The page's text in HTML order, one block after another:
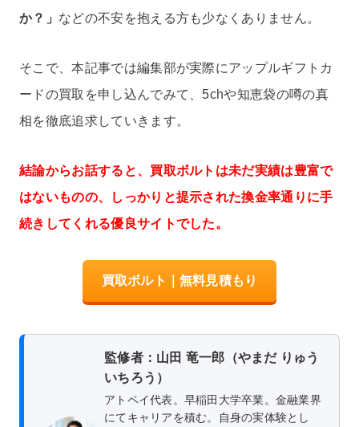
か？」 などの不安を抱える方も少なくありません。
そこで、本記事では編集部が実際にアップルギフトカ
ードの買取を申し込んでみて、5chや知恵袋の噂の真
相を徹底追求していきます。
結論からお話すると、買取ボルトは未だ実績は豊富で
はないものの、しっかりと提示された換金率通りに手
続きしてくれる優良サイトでした。
買取ボルト｜無料見積もり
監修者：山田 竜一郎（やまだ りゅう
いちろう）
アトペイ代表。早稲田大学卒業。金融業界
にてキャリアを積む。自身の実体験とし